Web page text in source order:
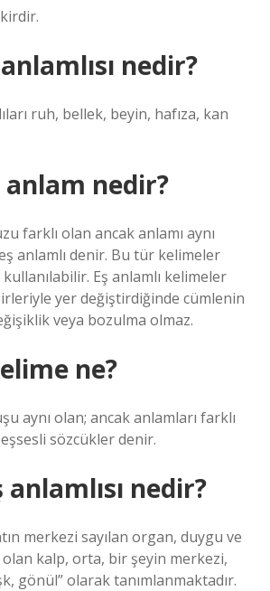
nedir?
ruh, bellek, beyin, hafıza, kan
anlam nedir?
farklı olan ancak anlamı aynı
anlamlı denir. Bu tür kelimeler
Eş anlamlı kelimeler
yer değiştirdiğinde cümlenin
veya bozulma olmaz.
ne?
aynı olan; ancak anlamları farklı
sözcükler denir.
nedir?
merkezi sayılan organ, duygu ve
kalp, orta, bir şeyin merkezi,
gönül” olarak tanımlanmaktadır.